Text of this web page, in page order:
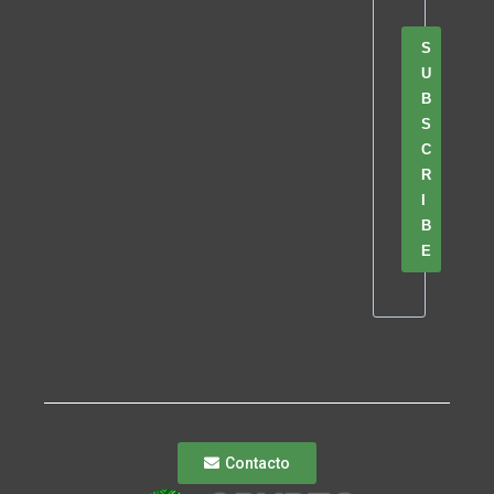
S
U
B
S
C
R
I
B
E
Contacto